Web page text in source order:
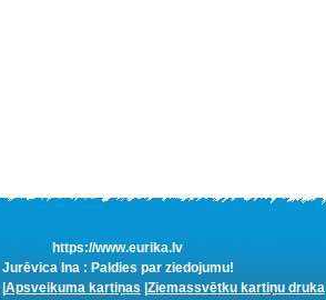
https://www.eurika.lv
Jurēvica Ina : Paldies par ziedojumu!
Apsveikuma kartiņas Ziemassvētku kartiņu druka|